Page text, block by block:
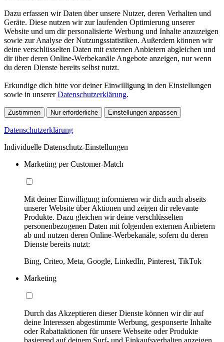
Dazu erfassen wir Daten über unsere Nutzer, deren Verhalten und
Geräte. Diese nutzen wir zur laufenden Optimierung unserer
Website und um dir personalisierte Werbung und Inhalte anzuzeigen
sowie zur Analyse der Nutzungsstatistiken. Außerdem können wir
deine verschlüsselten Daten mit externen Anbietern abgleichen und
dir über deren Online-Werbekanäle Angebote anzeigen, nur wenn
du deren Dienste bereits selbst nutzt.
Erkundige dich bitte vor deiner Einwilligung in den Einstellungen
sowie in unsererDatenschutzerklärung.
Zustimmen Nur erforderliche Einstellungen anpassen
Datenschutzerklärung
Individuelle Datenschutz-Einstellungen
Marketing per Customer-Match
Mit deiner Einwilligung informieren wir dich auch abseits
unserer Website über Aktionen und zeigen dir relevante
Produkte. Dazu gleichen wir deine verschlüsselten
personenbezogenen Daten mit folgenden externen Anbietern
ab und nutzen deren Online-Werbekanäle, sofern du deren
Dienste bereits nutzt:
Bing, Criteo, Meta, Google, LinkedIn, Pinterest, TikTok
Marketing
Durch das Akzeptieren dieser Dienste können wir dir auf
deine Interessen abgestimmte Werbung, gesponserte Inhalte
oder Rabattaktionen für unsere Webseite oder Produkte
basierend auf deinem Surf- und Einkaufsverhalten anzeigen